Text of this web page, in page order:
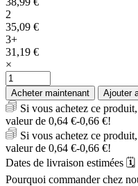
2
35,09 €
3+
31,19 €
×
quantité
de
Oreiller
de
Voyage
en
Mousse
à
Mémoire
Acheter maintenant Ajouter
Si vous achetez ce
valeur de 0,64 €-0,66 €!
Si vous achetez ce
valeur de 0,64 €-0,66 €!
Dates de livraison estimées
Pourquoi commander chez